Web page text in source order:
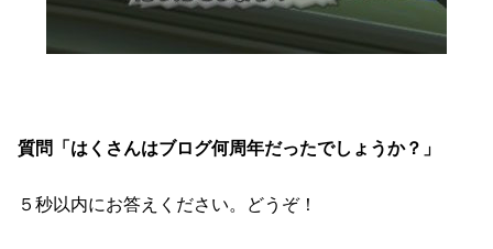
質問「はくさんはブログ何周年だったでしょうか？」
５秒以内にお答えください。どうぞ！